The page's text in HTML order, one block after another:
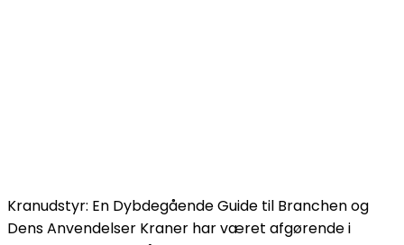
Kranudstyr: En Dybdegående Guide til Branchen og
Dens Anvendelser Kraner har været afgørende i